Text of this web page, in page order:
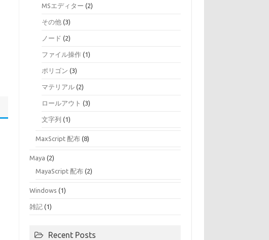
MSエディター (2)
その他 (3)
ノード (2)
ファイル操作 (1)
ポリゴン (3)
マテリアル (2)
ロールアウト (3)
文字列 (1)
MaxScript 配布 (8)
Maya (2)
MayaScript 配布 (2)
Windows (1)
雑記 (1)
Recent Posts